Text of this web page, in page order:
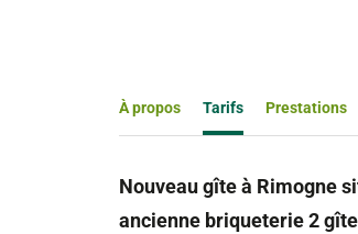
À propos Tarifs Prestations
Nouveau gîte à Rimogne
ancienne briqueterie 2